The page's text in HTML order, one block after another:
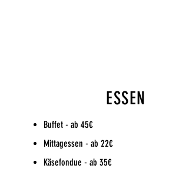
ESSEN
Buffet - ab 45€
Mittagessen - ab 22€
Käsefondue - ab 35€